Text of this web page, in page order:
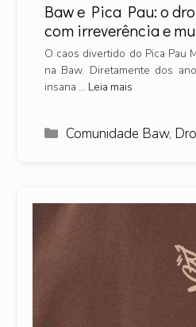
Baw e Pica Pau: o
com irreverência e
O caos divertido do Pica Pau
na Baw. Diretamente dos
insana … Leia mais
Categorias
Comunidade Baw,